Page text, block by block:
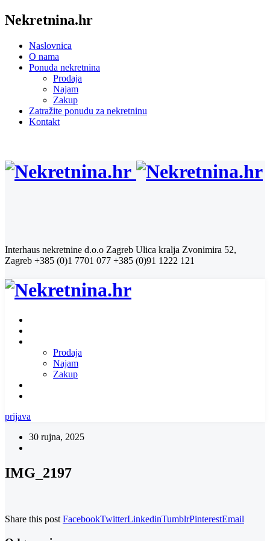
Nekretnina.hr
Naslovnica
O nama
Ponuda nekretnina
Prodaja
Najam
Zakup
Zatražite ponudu za nekretninu
Kontakt
Interhaus nekretnine d.o.o Zagreb Ulica kralja Zvonimira 52,
Zagreb +385 (0)1 7701 077 +385 (0)91 1222 121
Prodaja
Najam
Zakup
prijava
30 rujna, 2025
IMG_2197
Share this post FacebookTwitterLinkedinTumblrPinterestEmail